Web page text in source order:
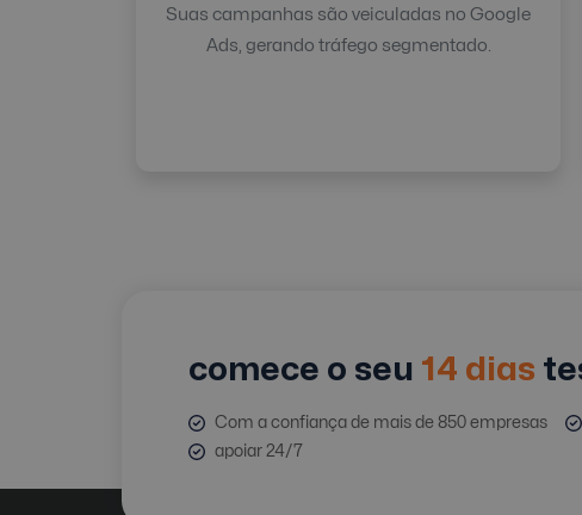
Suas campanhas são veiculadas no Google
Ads, gerando tráfego segmentado.
comece o seu 14 dias
Com a confiança de mais de 850 empresas
apoiar 24/7